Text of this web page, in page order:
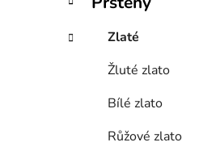
í
p
Zlaté
Žluté zlato
Bílé zlato
Růžové zlato